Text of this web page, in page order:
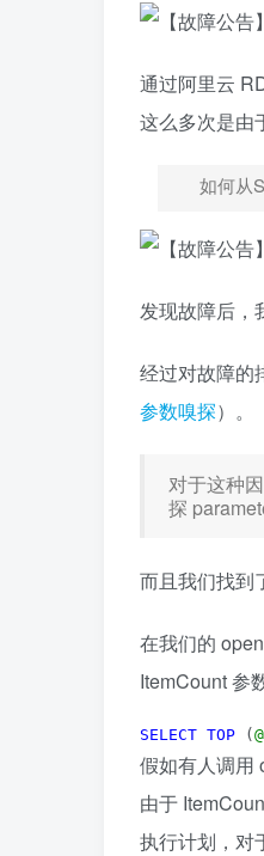
通过阿里云
这么多次是由
如何从
发现故障后，
经过对故障的
参数嗅探）。
对于这种
探
而且我们找到
在我们的
ItemCount 参
SELECT TOP (
假如有人调用
由于
执行计划，对